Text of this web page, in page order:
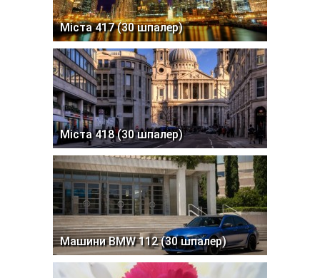
Міста 417 (30 шпалер)
Міста 418 (30 шпалер)
Машини BMW 112 (30 шпалер)